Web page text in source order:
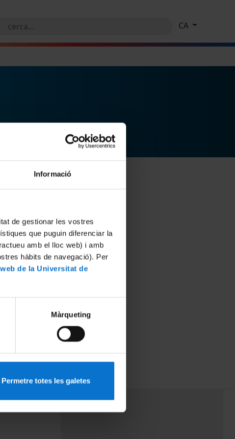
Informació
de gestionar les vostres
que puguin diferenciar la
amb el lloc web) i amb
hàbits de navegació). Per
de la Universitat de
Màrqueting
Permetre totes les galetes
CA
PEU 3